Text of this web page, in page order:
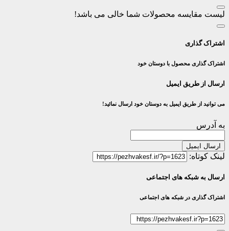
لیست مقایسه محصولات شما خالی می باشد!
اشتراک گذاری
اشتراک گذاری محصول با دوستان خود
ارسال از طریق ایمیل
می توانید از طریق ایمیل به دوستان خود ارسال نمائید!
به آدرس
ارسال ایمیل
لینک کوتاه:
ارسال به شبکه های اجتماعی
اشتراک گذاری در شبکه های اجتماعی